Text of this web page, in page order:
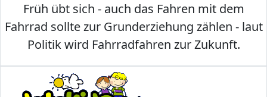
Früh übt sich - auch das Fahren mit dem
Fahrrad sollte zur Grunderziehung zählen - laut
Politik wird Fahrradfahren zur Zukunft.